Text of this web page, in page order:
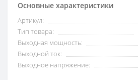
Основные характеристики
Артикул:
Тип товара:
Выходная мощность:
Выходной ток:
Выходное напряжение: